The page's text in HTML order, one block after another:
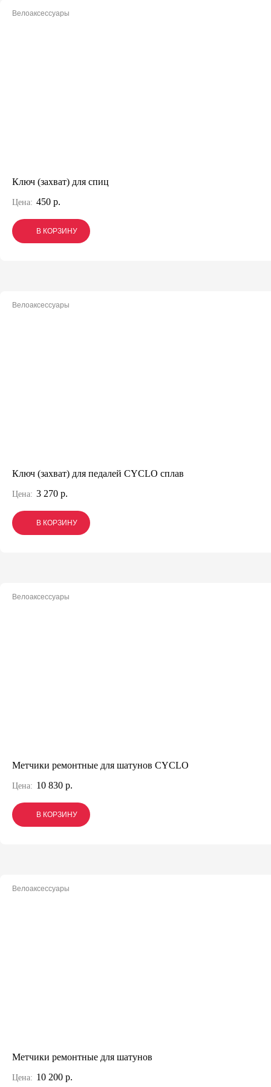
Велоаксессуары
Ключ (захват) для спиц
Цена: 450 р.
В КОРЗИНУ
В КОРЗИНУ
В КОРЗИНУ
Велоаксессуары
Ключ (захват) для педалей CYCLO сплав
Цена: 3 270 р.
В КОРЗИНУ
В КОРЗИНУ
В КОРЗИНУ
Велоаксессуары
Метчики ремонтные для шатунов CYCLO
Цена: 10 830 р.
В КОРЗИНУ
В КОРЗИНУ
В КОРЗИНУ
Велоаксессуары
Метчики ремонтные для шатунов
Цена: 10 200 р.